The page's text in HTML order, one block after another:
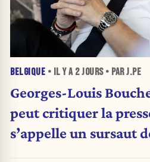
BELGIQUE • IL Y A 2 JOURS• PAR J.PE
Georges-Louis
peut critiquer la
s’appelle un sursaut